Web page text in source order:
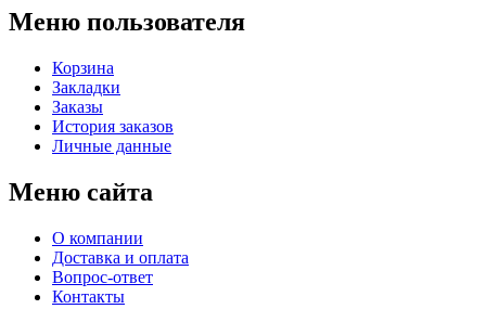
Меню пользователя
Корзина
Закладки
Заказы
История заказов
Личные данные
Меню сайта
О компании
Доставка и оплата
Вопрос-ответ
Контакты